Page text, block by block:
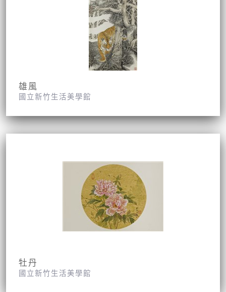
雄風
國立新竹生活美學館
牡丹
國立新竹生活美學館